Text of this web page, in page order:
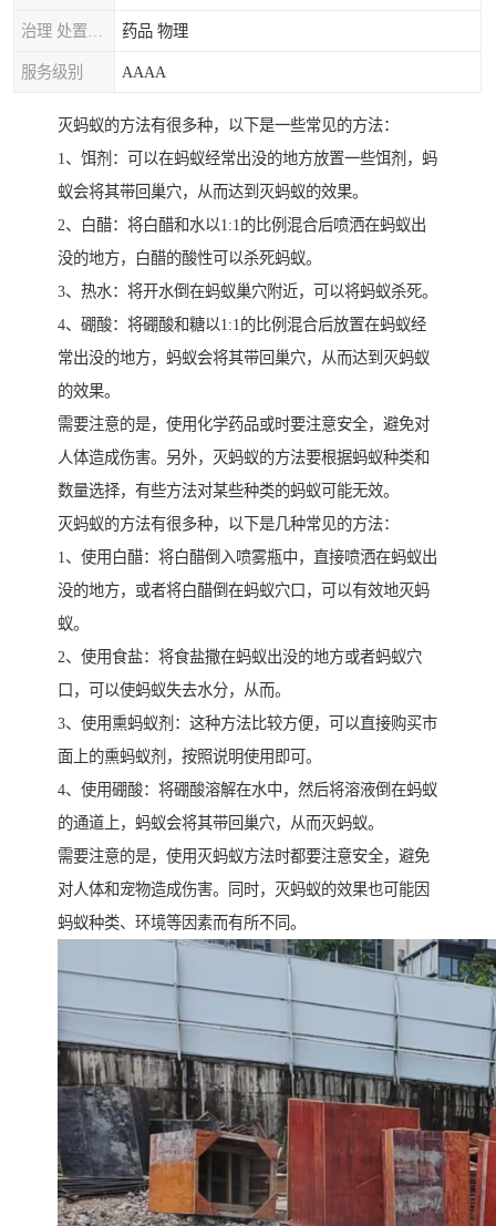
药品 物理
服务级别 AAAA
灭蚂蚁的方法有很多种，以下是一些常见的方法：
1、饵剂：可以在蚂蚁经常出没的地方放置一些饵剂，蚂
蚁会将其带回巢穴，从而达到灭蚂蚁的效果。
2、白醋：将白醋和水以1:1的比例混合后喷洒在蚂蚁出
没的地方，白醋的酸性可以杀死蚂蚁。
3、热水：将开水倒在蚂蚁巢穴附近，可以将蚂蚁杀死。
4、硼酸：将硼酸和糖以1:1的比例混合后放置在蚂蚁经
常出没的地方，蚂蚁会将其带回巢穴，从而达到灭蚂蚁
的效果。
需要注意的是，使用化学药品或时要注意安全，避免对
人体造成伤害。另外，灭蚂蚁的方法要根据蚂蚁种类和
数量选择，有些方法对某些种类的蚂蚁可能无效。
灭蚂蚁的方法有很多种，以下是几种常见的方法：
1、使用白醋：将白醋倒入喷雾瓶中，直接喷洒在蚂蚁出
没的地方，或者将白醋倒在蚂蚁穴口，可以有效地灭蚂
蚁。
2、使用食盐：将食盐撒在蚂蚁出没的地方或者蚂蚁穴
口，可以使蚂蚁失去水分，从而。
3、使用熏蚂蚁剂：这种方法比较方便，可以直接购买市
面上的熏蚂蚁剂，按照说明使用即可。
4、使用硼酸：将硼酸溶解在水中，然后将溶液倒在蚂蚁
的通道上，蚂蚁会将其带回巢穴，从而灭蚂蚁。
需要注意的是，使用灭蚂蚁方法时都要注意安全，避免
对人体和宠物造成伤害。同时，灭蚂蚁的效果也可能因
蚂蚁种类、环境等因素而有所不同。